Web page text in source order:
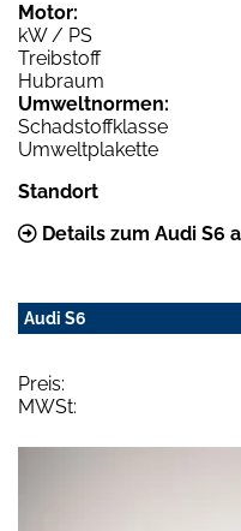
Motor:
kW / PS
Treibstoff
Hubraum
Umweltnormen:
Schadstoffklasse
Umweltplakette
Standort
Details zum Audi S6
Audi S6
Preis:
MWSt: